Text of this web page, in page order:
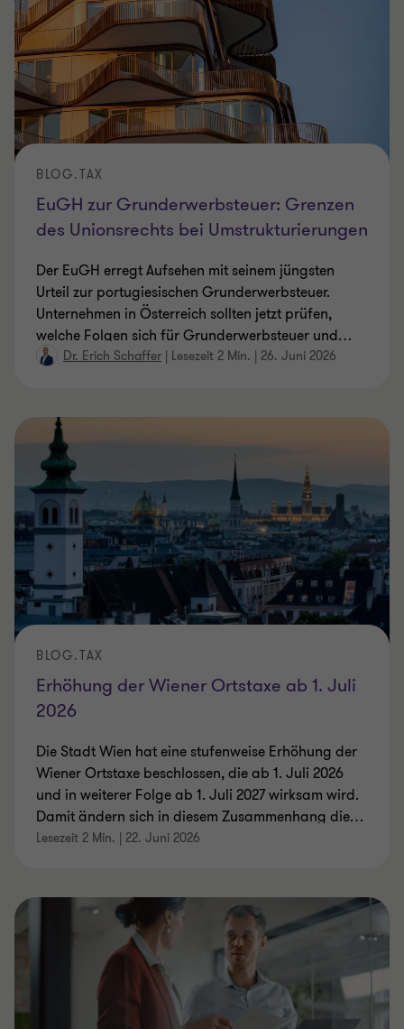
EuGH zur Grunderwerbsteuer: Grenzen
des Unionsrechts bei Umstrukturierungen
BLOG.TAX
Der EuGH erregt Aufsehen mit seinem jüngsten
Urteil zur portugiesischen Grunderwerbsteuer.
Unternehmen in Österreich sollten jetzt prüfen,
welche Folgen sich für Grunderwerbsteuer und…
Dr. Erich Schaffer | Lesezeit 2 Min. | 26. Juni 2026
Erhöhung der Wiener Ortstaxe ab 1. Juli
2026
BLOG.TAX
Die Stadt Wien hat eine stufenweise Erhöhung der
Wiener Ortstaxe beschlossen, die ab 1. Juli 2026
und in weiterer Folge ab 1. Juli 2027 wirksam wird.
Damit ändern sich in diesem Zusammenhang die…
Lesezeit 2 Min. | 22. Juni 2026